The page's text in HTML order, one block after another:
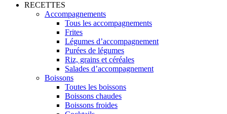
RECETTES
Accompagnements
Tous les accompagnements
Frites
Légumes d’accompagnement
Purées de légumes
Riz, grains et céréales
Salades d’accompagnement
Boissons
Toutes les boissons
Boissons chaudes
Boissons froides